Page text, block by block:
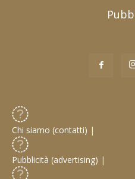
Chi siamo (contatti) |
Pubblicità (advertising) |